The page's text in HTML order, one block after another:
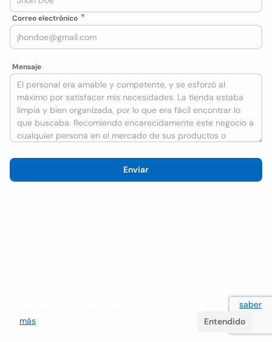
Correo electrónico
Mensaje
Enviar
Utilizamos cookies para mejorar la experiencia del usuario saber
más
Entendido